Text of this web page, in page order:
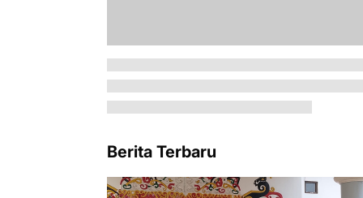
Berita Terbaru